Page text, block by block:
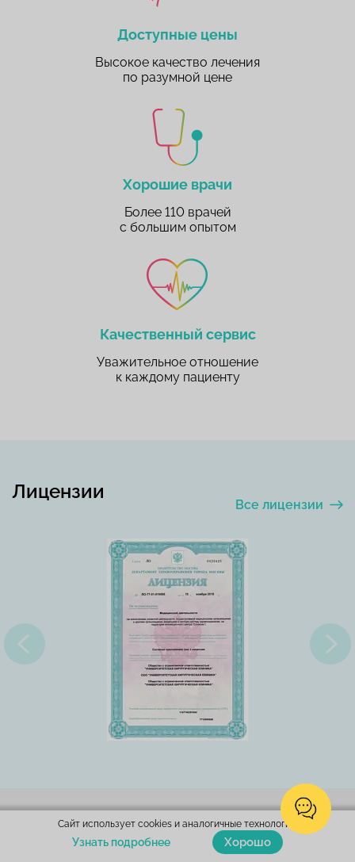
Доступные цены
Высокое качество лечения
по разумной цене
Хорошие врачи
Более 110 врачей
с большим опытом
Качественный сервис
Уважительное отношение
к каждому пациенту
Лицензии
Все лицензии
Сайт использует cookies и аналогичные технологии.
Узнать подробнее Хорошо